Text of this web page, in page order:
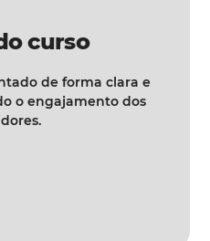
curso
de forma clara e
o engajamento dos